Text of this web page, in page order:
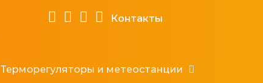
Контакты
Терморегуляторы и метеостанции